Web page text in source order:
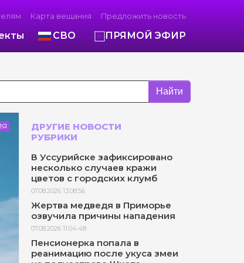
Карта вещания Предложить новость
СВО ПРЯМОЙ ЭФИР
Найти
ДРУГИЕ НОВОСТИ
РУБРИКИ
В Уссурийске зафиксировано
несколько случаев кражи
цветов с городских клумб
07.08.2026 13:08:56
Жертва медведя в Приморье
озвучила причины нападения
07.08.2026 11:04:48
Пенсионерка попала в
реанимацию после укуса змеи